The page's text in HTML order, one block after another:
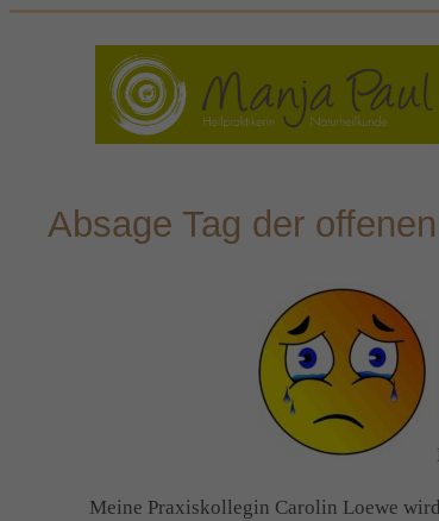
Absage Tag der offenen
Meine Praxiskollegin Carolin Loewe